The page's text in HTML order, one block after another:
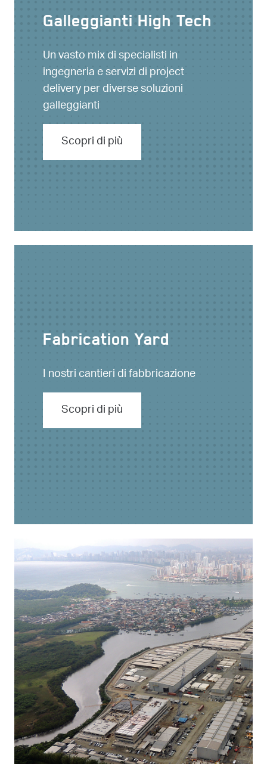
Galleggianti High Tech
Un vasto mix di specialisti in
ingegneria e servizi di project
delivery per diverse soluzioni
galleggianti
Scopri di più
Fabrication Yard
I nostri cantieri di fabbricazione
Scopri di più